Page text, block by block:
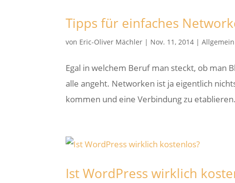
Tipps für einfaches
von Eric-Oliver Mächler | Nov. 11, 2014 |Allgemein
Egal in welchem Beruf man steckt, ob man
alle angeht. Networken ist ja eigentlich
kommen und eine Verbindung zu
Ist WordPress wirklich